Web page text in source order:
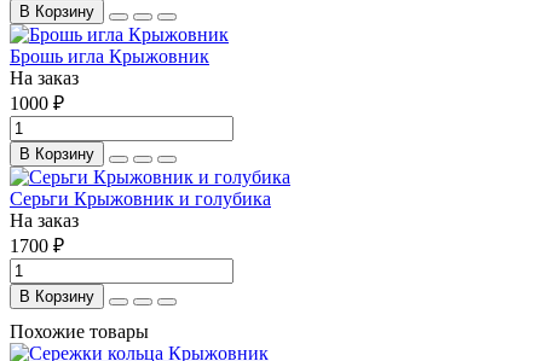
В Корзину
Брошь игла Крыжовник
На заказ
1000 ₽
В Корзину
Серьги Крыжовник и голубика
На заказ
1700 ₽
В Корзину
Похожие товары